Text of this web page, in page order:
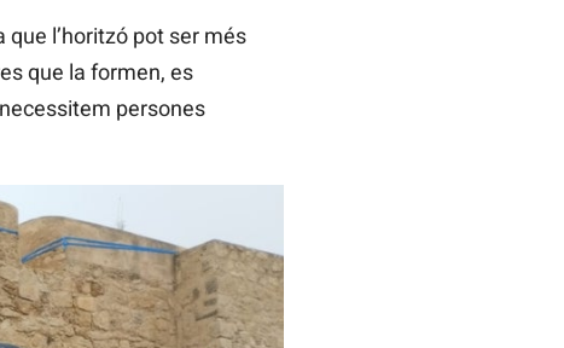
que l’horitzó pot ser més
que la formen, es
persones